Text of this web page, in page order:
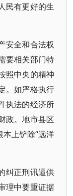
民有更好的生
安全和合法权
要相关部门特
照中央的精神
。如严格执行
执法的经济所
政。地市县区
上铲除“远洋
纠正刑讯逼供
理中要重证据